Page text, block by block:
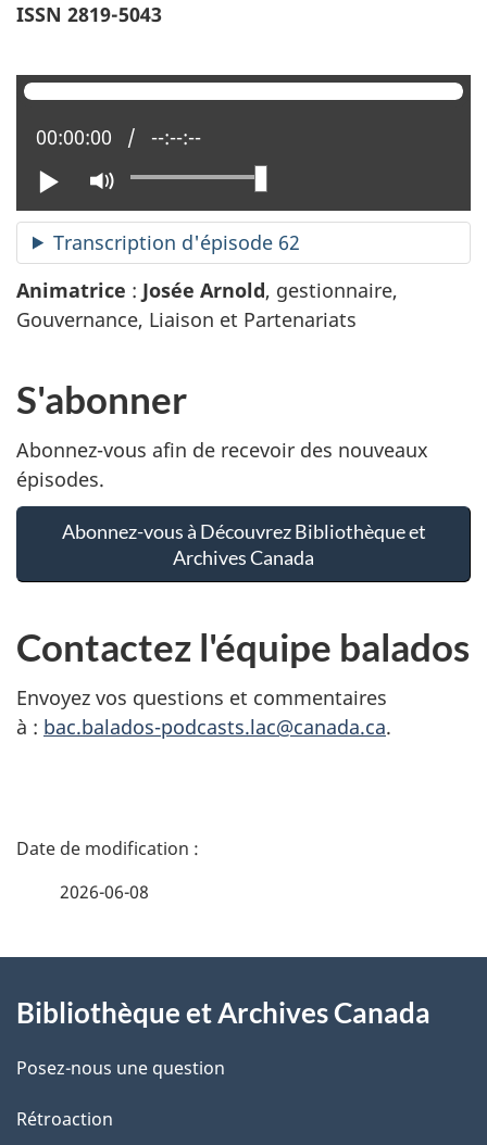
ISSN 2819-5043
Lire
Activer
le
mode
muet
Position actuelle :
00:00:00 Temps total :
--:--:--
Transcription d'épisode 62
Animatrice : Josée Arnold, gestionnaire,
Gouvernance, Liaison et Partenariats
S'abonner
Abonnez-vous afin de recevoir des nouveaux
épisodes.
Abonnez-vous à Découvrez Bibliothèque et
Archives Canada
Contactez l'équipe balados
Envoyez vos questions et commentaires
à : bac.balados-podcasts.lac@canada.ca.
D
i
l
s
2026-06-08
propos
de
ce
Bibliothèque et Archives Canada
Posez-nous une question
Rétroaction